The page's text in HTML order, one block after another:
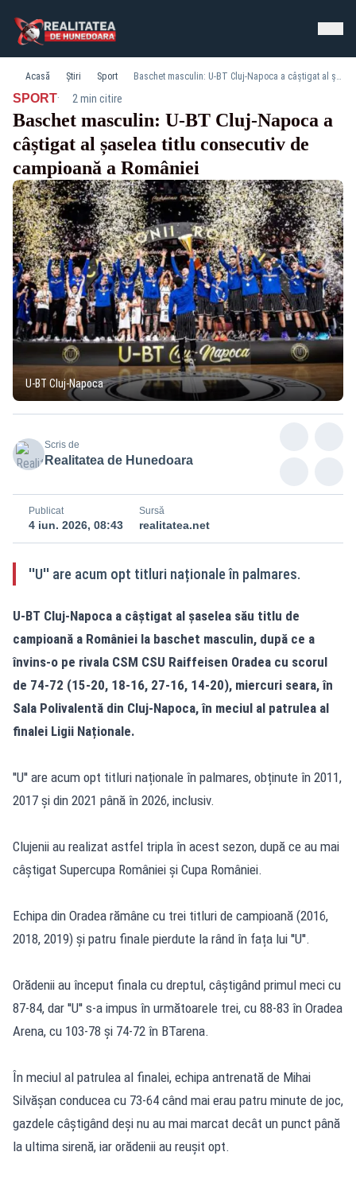
Acasă Știri Sport Baschet masculin: U-BT Cluj-Napoca a câștigat al șaselea titlu consecutiv de campioană a României
SPORT· 2 min citire
Baschet masculin: U-BT Cluj-Napoca a
câștigat al șaselea titlu consecutiv de
campioană a României
U-BT Cluj-Napoca
Scris de
Realitatea de Hunedoara
Publicat
4 iun. 2026, 08:43
Sursă
realitatea.net
''U'' are acum opt titluri naționale în palmares.
U-BT Cluj-Napoca a câștigat al șaselea său titlu de
campioană a României la baschet masculin, după ce a
învins-o pe rivala CSM CSU Raiffeisen Oradea cu scorul
de 74-72 (15-20, 18-16, 27-16, 14-20), miercuri seara, în
Sala Polivalentă din Cluj-Napoca, în meciul al patrulea al
finalei Ligii Naționale.
''U'' are acum opt titluri naționale în palmares, obținute în 2011,
2017 și din 2021 până în 2026, inclusiv.
Clujenii au realizat astfel tripla în acest sezon, după ce au mai
câștigat Supercupa României și Cupa României.
Echipa din Oradea rămâne cu trei titluri de campioană (2016,
2018, 2019) și patru finale pierdute la rând în fața lui ''U''.
Orădenii au început finala cu dreptul, câștigând primul meci cu
87-84, dar ''U'' s-a impus în următoarele trei, cu 88-83 în Oradea
Arena, cu 103-78 și 74-72 în BTarena.
În meciul al patrulea al finalei, echipa antrenată de Mihai
Silvășan conducea cu 73-64 când mai erau patru minute de joc,
gazdele câștigând deși nu au mai marcat decât un punct până
la ultima sirenă, iar orădenii au reușit opt.